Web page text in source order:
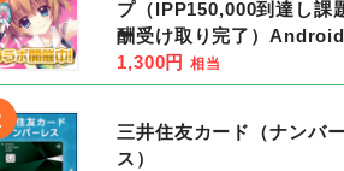
プ（IPP150,000到達し課
酬受け取り完了）Android
1,300円 相当
三井住友カード（ナンバ
ス）